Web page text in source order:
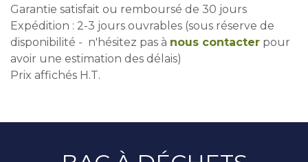
Garantie satisfait ou remboursé de 30 jours
Expédition : 2-3 jours ouvrables (sous réserve de
disponibilité - n'hésitez pas à nous contacter pour
avoir une estimation des délais)
Prix affichés H.T.